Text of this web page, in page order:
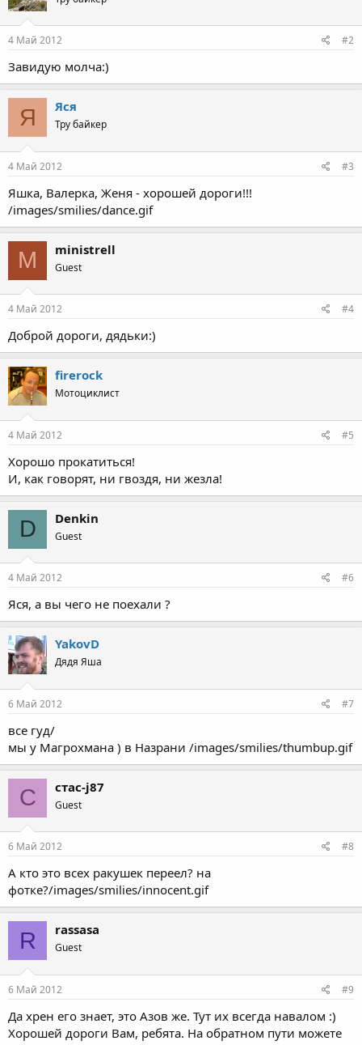
4 Май 2012 #2
Завидую молча:)
Я Яся
Тру байкер
4 Май 2012 #3
Яшка, Валерка, Женя - хорошей дороги!!!
/images/smilies/dance.gif
M ministrell
Guest
4 Май 2012 #4
Доброй дороги, дядьки:)
firerock
Мотоциклист
4 Май 2012 #5
Хорошо прокатиться!
И, как говорят, ни гвоздя, ни жезла!
D Denkin
Guest
4 Май 2012 #6
Яся, а вы чего не поехали ?
YakovD
Дядя Яша
6 Май 2012 #7
все гуд/
мы у Магрохмана ) в Назрани /images/smilies/thumbup.gif
С стас-j87
Guest
6 Май 2012 #8
А кто это всех ракушек переел? на
фотке?/images/smilies/innocent.gif
R rassasa
Guest
6 Май 2012 #9
Да хрен его знает, это Азов же. Тут их всегда навалом :)
Хорошей дороги Вам, ребята. На обратном пути можете